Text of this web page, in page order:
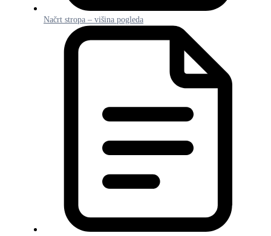
Načrt stropa – višina pogleda